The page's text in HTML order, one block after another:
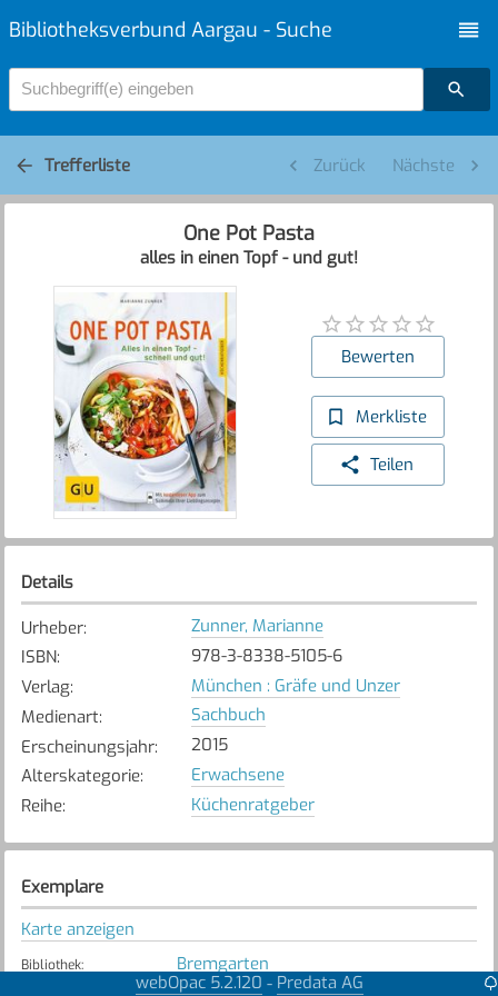
Bibliotheksverbund Aargau - Suche
Suchbegriff(e) eingeben
Trefferliste Zurück Nächste
One Pot Pasta
alles in einen Topf - und gut!
Bewerten
Merkliste
Teilen
Details
Urheber:
Zunner, Marianne
ISBN:
978-3-8338-5105-6
Verlag:
München : Gräfe und Unzer
Medienart:
Sachbuch
Erscheinungsjahr:
2015
Alterskategorie:
Erwachsene
Reihe: Küchenratgeber
Exemplare
Karte anzeigen
Bibliothek: Bremgarten
Verfügbar
webOpac 5.2.120 - Predata AG